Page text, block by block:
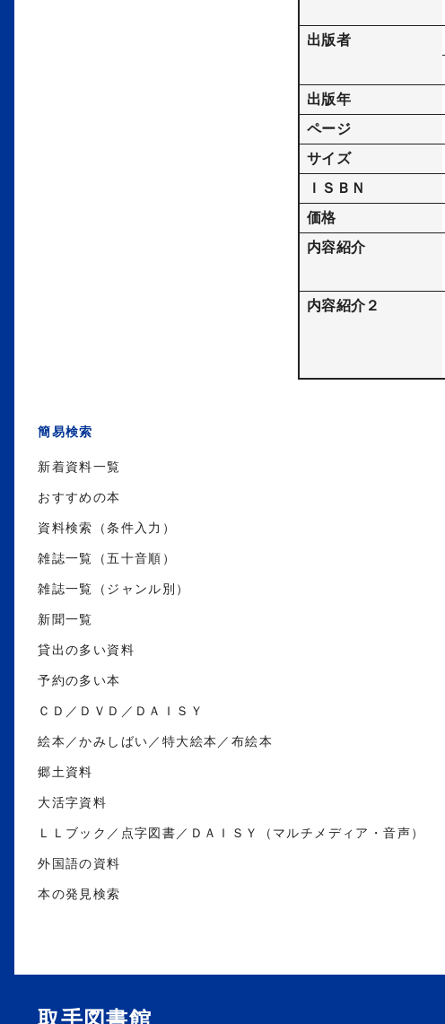
出版者
出版年
ページ
サイズ
ＩＳＢＮ
価格
内容紹介
内容紹介２
簡易検索
新着資料一覧
おすすめの本
資料検索（条件入力）
雑誌一覧（五十音順）
雑誌一覧（ジャンル別）
新聞一覧
貸出の多い資料
予約の多い本
ＣＤ／ＤＶＤ／ＤＡＩＳＹ
絵本／かみしばい／特大絵本／布絵本
郷土資料
大活字資料
ＬＬブック／点字図書／ＤＡＩＳＹ（マルチメディア・音声）
外国語の資料
本の発見検索
取手図書館